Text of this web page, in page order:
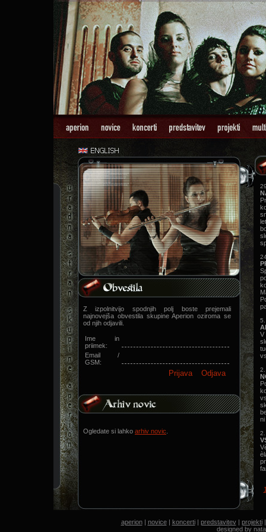
Z izpolnitvijo spodnjih polj boste prejemali
najnovejša obvestila skupine Aperion oziroma se
od njih odjavili.
Ime in
priimek:
Email /
GSM:
Ogledate si lahko arhiv novic
V
aperion| novice| koncerti| predstavitev| projekti
designed by